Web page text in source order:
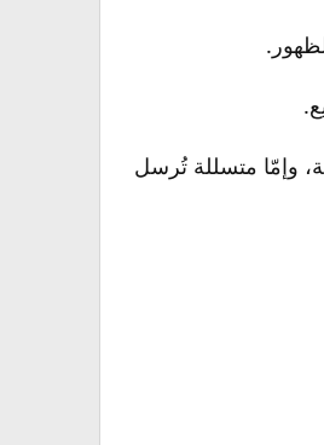
وإمّا متسللة تُرسل